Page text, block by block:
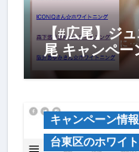
【#広尾】ジ
尾 キャンペー
キャンペーン情報
台東区のホワイ